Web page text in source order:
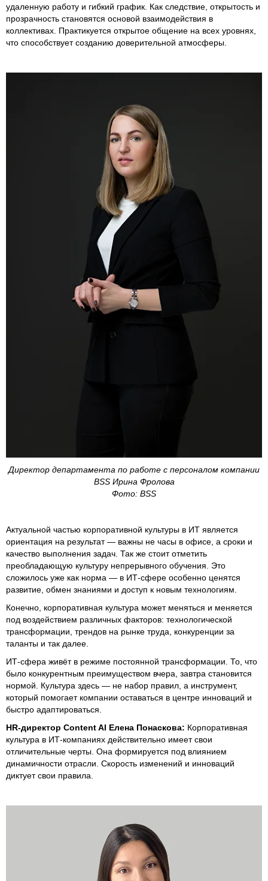
удаленную работу и гибкий график. Как следствие, открытость и
прозрачность становятся основой взаимодействия в
коллективах. Практикуется открытое общение на всех уровнях,
что способствует созданию доверительной атмосферы.
Директор департамента по работе с персоналом компании
BSS Ирина Фролова
Фото: BSS
Актуальной частью корпоративной культуры в ИТ является
ориентация на результат — важны не часы в офисе, а сроки и
качество выполнения задач. Так же стоит отметить
преобладающую культуру непрерывного обучения. Это
сложилось уже как норма — в ИТ-сфере особенно ценятся
развитие, обмен знаниями и доступ к новым технологиям.
Конечно, корпоративная культура может меняться и меняется
под воздействием различных факторов: технологической
трансформации, трендов на рынке труда, конкуренции за
таланты и так далее.
ИТ-сфера живёт в режиме постоянной трансформации. То, что
было конкурентным преимуществом вчера, завтра становится
нормой. Культура здесь — не набор правил, а инструмент,
который помогает компании оставаться в центре инноваций и
быстро адаптироваться.
HR-директор Content AI Елена Понаскова: Корпоративная
культура в ИТ-компаниях действительно имеет свои
отличительные черты. Она формируется под влиянием
динамичности отрасли. Скорость изменений и инноваций
диктует свои правила.